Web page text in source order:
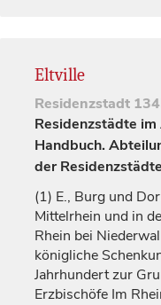
Eltville
Residenzstadt
Residenzstädte
Handbuch.
der
(1) E., Burg und
Mittelrhein und in
Rhein bei
königliche
Jahrhundertzur
Erzbischöfe Im